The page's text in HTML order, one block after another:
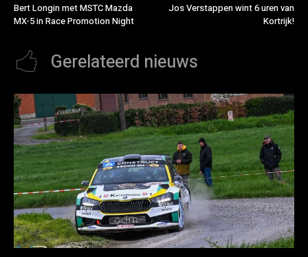
Bert Longin met MSTC Mazda
MX-5 in Race Promotion Night
Jos Verstappen wint 6 uren van
Kortrijk!
Gerelateerd nieuws